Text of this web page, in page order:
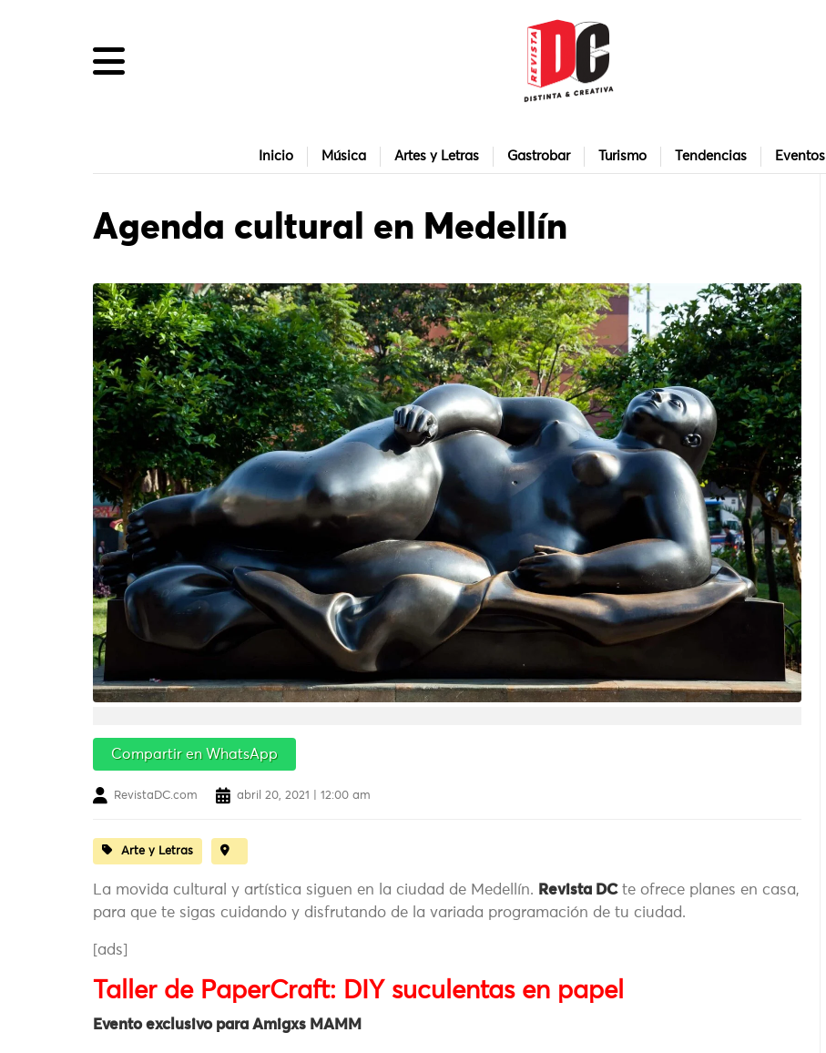
Inicio Música Artes y Letras Gastrobar Turismo Tendencias Eventos
Agenda cultural en Medellín
Compartir en WhatsApp
RevistaDC.com abril 20, 2021 | 12:00 am
Arte y Letras
La movida cultural y artística siguen en la ciudad de Medellín. Revista DCte ofrece planes en casa,
para que te sigas cuidando y disfrutando de la variada programación de tu ciudad.
[ads]
Taller de PaperCraft: DIY suculentas en papel
Evento exclusivo para Amigxs MAMM